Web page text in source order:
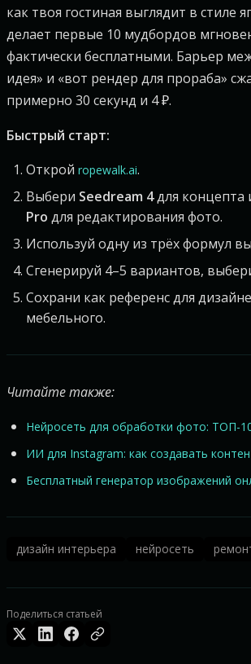
как твоя гостиная выглядит в стиле
делает первые 10 мудбордов
фактически бесплатными. Барьер
идея» и «вот рендер для прораба»
примерно 30 секунд и 4 ₽.
Быстрый старт:
Открой ropewalk.ai.
Выбери Seedream 4для концепта
Pro для редактирования фото.
Используй одну из трёх формул
Сгенерируй 4–5 вариантов,
Сохрани как референс для
мебельного.
Читайте также:
Нейросеть для обработки фото: ТОП-
ИИ для Instagram: как создавать
Бесплатный генератор изображений
дизайн интерьера нейросеть
Поделиться статьей